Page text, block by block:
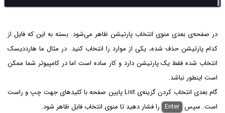
در صفحه‌ی بعدی منوی انتخاب پارتیشن ظاهر می‌شود. بسته به این که فایل از
کدام پارتیشن حذف شده، یکی از موارد را انتخاب کنید. در مثال ما هارددیسک
انتخاب شده فقط یک پارتیشن دارد و کار ساده است اما در کامپیوتر شما ممکن
است اینطور نباشد.
گام بعدی انتخاب کردن گزینه‌ی List پایین صفحه با کلیدهای جهت چپ و راست
است. سپس Enter را فشار دهید تا منوی انتخاب فایل ظاهر شود.